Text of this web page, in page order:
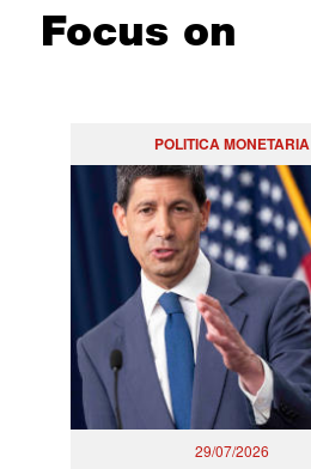
Focus on
POLITICA MONETARIA
29/07/2026